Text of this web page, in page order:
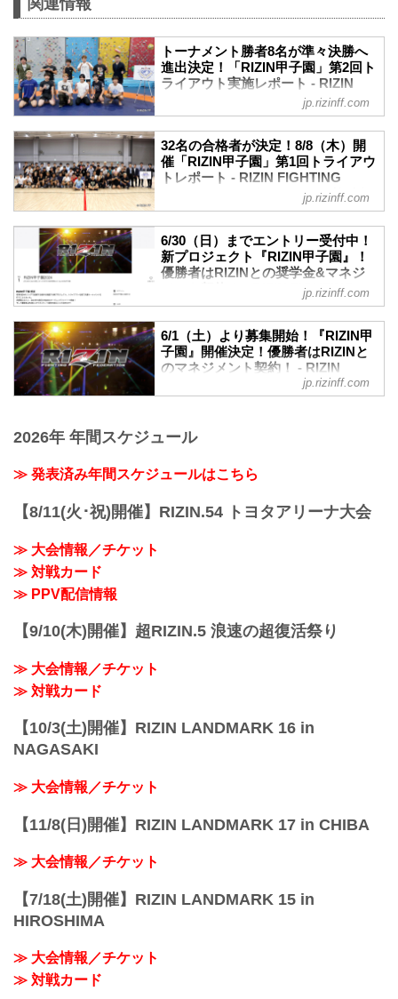
トーナメント勝者8名が準々決勝へ
進出決定！「RIZIN甲子園」第2回ト
ライアウト実施レポート - RIZIN
FIGHTING FEDERATION オフィシ
ャルサイト
2024年8月25日（日）都内某所にて、未
来のスター選手発掘を目的としたプロジ
ェクト「RIZIN甲子園」の第2回トライア
会場には「RIZIN甲子園」第1回トライア
退）が集まり、大晦日への出場権を賭け
たトーナメントを形式の試合が行われ
た。
RIZIN甲子園 理念
RIZINのリングで活躍する選手を発掘する
新プロジェクト。トライアウトを経て決
勝トーナメントを行います。決勝戦はな
んと、2024年大晦日のRIZINの...
jp.rizinff.com
32名の合格者が決定！8/8（木）開
催「RIZIN甲子園」第1回トライアウ
トレポート - RIZIN FIGHTING
FEDERATION オフィシャルサイト
のスター選手発掘を目的としたプロジェ
クト「RIZIN甲子園」の第1回トライアウ
トが開催された。
加者が集まり、午前のプログラム終了後
に合格者50名が発表、合格者のみで午後
のプログラムが実施された。
RIZIN甲子園とは
「RIZIN甲子園」理念
RIZINのリングで活躍する選手を発掘する
んと、2024年大晦日のRIZINのオープニ
jp.rizinff.com
6/30（日）までエントリー受付中！
新プロジェクト『RIZIN甲子園』！
優勝者はRIZINとの奨学⾦&マネジ
メント契約！ - RIZIN FIGHTING
FEDERATION オフィシャルサイト
未来のスター選手発掘を目的とした新プ
ロジェクト『RIZIN甲子園』のエントリー
が、6月1日（土）12時よりスタート！
このプロジェクトでは15〜18歳の男性を
対象に、「本気でRIZINのリングに上がり
んな熱い気持ちを持った将来のスター選
手候補を大募集！
う方は、出場者募集ページ、募集条件等
リーしよう！
jp.rizinff.com
6/1（土）より募集開始！『RIZIN甲
子園』開催決定！優勝者はRIZINと
のマネジメント契約！ - RIZIN
FIGHTING FEDERATION オフィシ
ャルサイト
新プロジェクト『RIZIN甲子園』が始動！
RIZINのリングで活躍する選手を発掘する
勝トーナメントを行います。
決勝戦はなんと、2024年大晦日のRIZIN
応募条件
項目 条件
jp.rizinff.com
2026年 年間スケジュール
≫ 発表済み年間スケジュールはこちら
【8/11(火･祝)開催】RIZIN.54 トヨタアリーナ大会
≫ 大会情報／チケット
≫ 対戦カード
≫ PPV配信情報
【9/10(木)開催】超RIZIN.5 浪速の超復活祭り
≫ 大会情報／チケット
≫ 対戦カード
【10/3(土)開催】RIZIN LANDMARK 16 in
NAGASAKI
≫ 大会情報／チケット
【11/8(日)開催】RIZIN LANDMARK 17 in CHIBA
≫ 大会情報／チケット
【7/18(土)開催】RIZIN LANDMARK 15 in
HIROSHIMA
≫ 大会情報／チケット
≫ 対戦カード